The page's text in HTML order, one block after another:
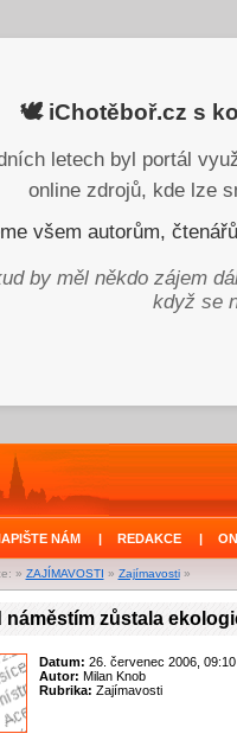
🕊️ iChotěboř.cz s
letech byl portál
online zdrojů, kde lze
všem autorům,
by měl někdo zájem
když se
NÁM | REDAKCE |
» ZAJÍMAVOSTI » Zajímavosti»
náměstím zůstala
Datum: 26. červenec 2006, 09:10
Autor: Milan Knob
Rubrika: Zajímavosti